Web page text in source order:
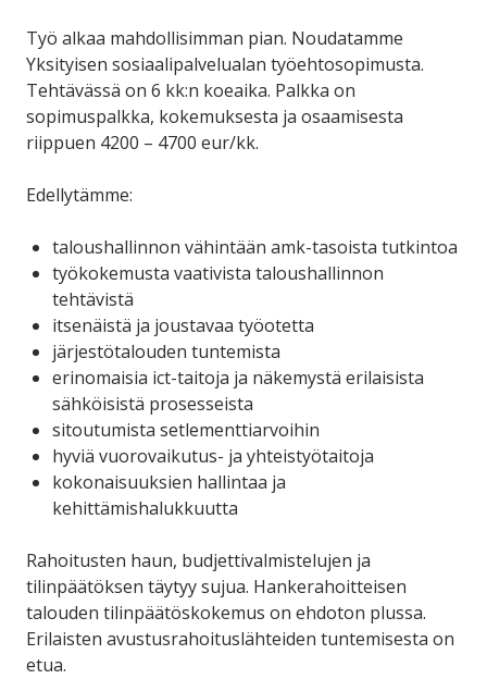
Työ alkaa mahdollisimman pian. Noudatamme
Yksityisen sosiaalipalvelualan työehtosopimusta.
Tehtävässä on 6 kk:n koeaika. Palkka on
sopimuspalkka, kokemuksesta ja osaamisesta
riippuen 4200 – 4700 eur/kk.
Edellytämme:
taloushallinnon vähintään amk-tasoista tutkintoa
työkokemusta vaativista taloushallinnon
tehtävistä
itsenäistä ja joustavaa työotetta
järjestötalouden tuntemista
erinomaisia ict-taitoja ja näkemystä erilaisista
sähköisistä prosesseista
sitoutumista setlementtiarvoihin
hyviä vuorovaikutus- ja yhteistyötaitoja
kokonaisuuksien hallintaa ja
kehittämishalukkuutta
Rahoitusten haun, budjettivalmistelujen ja
tilinpäätöksen täytyy sujua. Hankerahoitteisen
talouden tilinpäätöskokemus on ehdoton plussa.
Erilaisten avustusrahoituslähteiden tuntemisesta on
etua.